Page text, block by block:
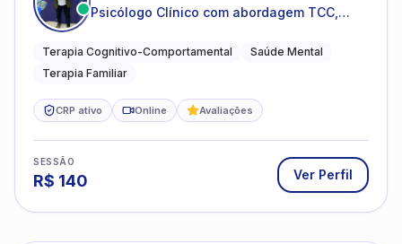
Psicólogo Clínico com abordagem TCC,
sistêmica
Terapia Cognitivo-Comportamental
Saúde Mental
Terapia Familiar
CRP ativo Online Avaliações
SESSÃO
R$ 140 Ver Perfil